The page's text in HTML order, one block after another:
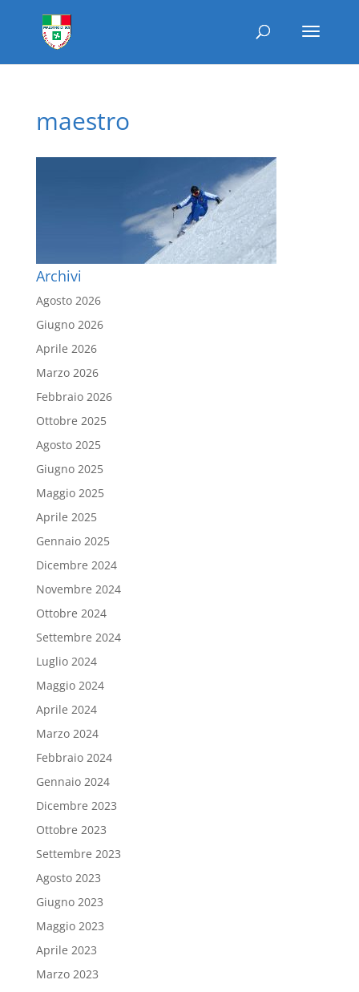
maestro
Archivi
Agosto 2026
Giugno 2026
Aprile 2026
Marzo 2026
Febbraio 2026
Ottobre 2025
Agosto 2025
Giugno 2025
Maggio 2025
Aprile 2025
Gennaio 2025
Dicembre 2024
Novembre 2024
Ottobre 2024
Settembre 2024
Luglio 2024
Maggio 2024
Aprile 2024
Marzo 2024
Febbraio 2024
Gennaio 2024
Dicembre 2023
Ottobre 2023
Settembre 2023
Agosto 2023
Giugno 2023
Maggio 2023
Aprile 2023
Marzo 2023